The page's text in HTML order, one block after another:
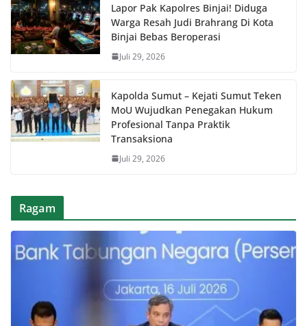
Lapor Pak Kapolres Binjai! Diduga
Warga Resah Judi Brahrang Di Kota
Binjai Bebas Beroperasi
Juli 29, 2026
Kapolda Sumut – Kejati Sumut Teken
MoU Wujudkan Penegakan Hukum
Profesional Tanpa Praktik
Transaksiona
Juli 29, 2026
Ragam